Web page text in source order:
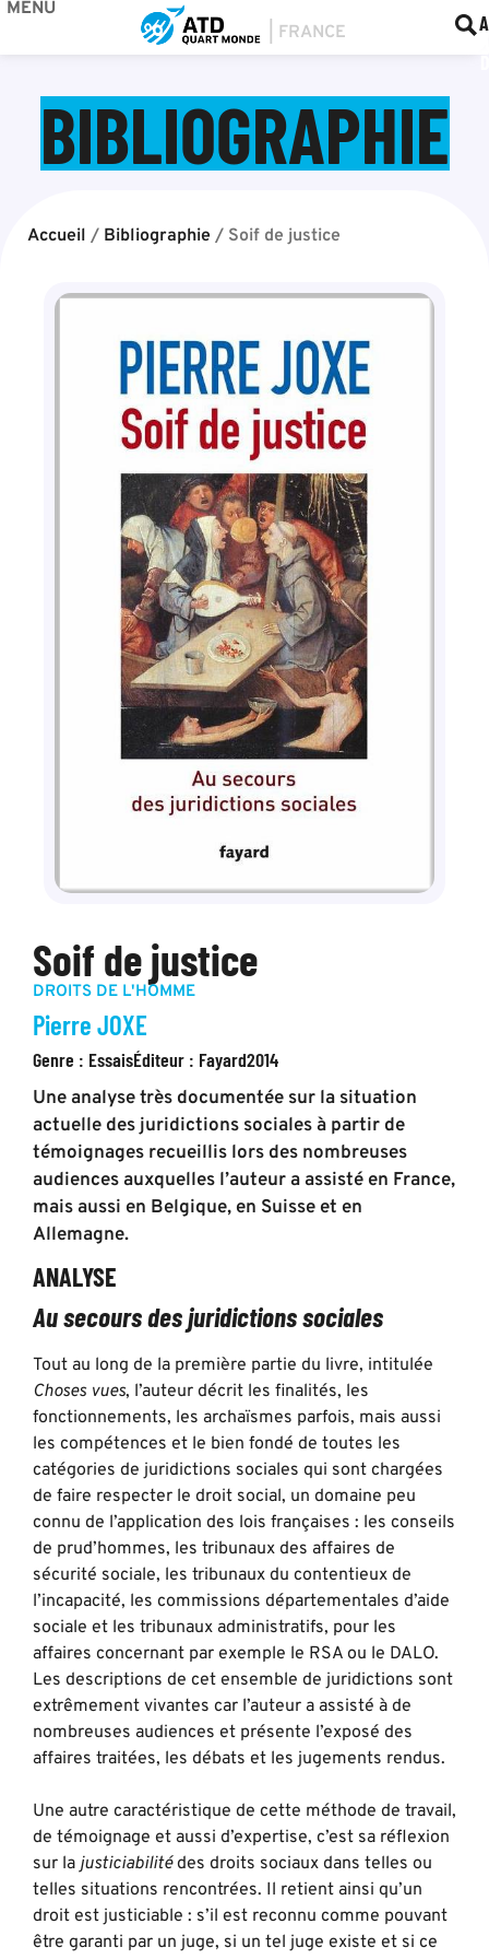
MENU
BIBLIOGRAPHIE
Accueil / Bibliographie / Soif de justice
Soif de justice
DROITS DE L'HOMME
Pierre JOXE
Genre : EssaisÉditeur : Fayard2014
Une analyse très documentée sur la situation
actuelle des juridictions sociales à partir de
témoignages recueillis lors des nombreuses
audiences auxquelles l’auteur a assisté en France,
mais aussi en Belgique, en Suisse et en
Allemagne.
ANALYSE
Au secours des juridictions sociales
Tout au long de la première partie du livre, intitulée
Choses vues, l’auteur décrit les finalités, les
fonctionnements, les archaïsmes parfois, mais aussi
les compétences et le bien fondé de toutes les
catégories de juridictions sociales qui sont chargées
de faire respecter le droit social, un domaine peu
connu de l’application des lois françaises : les conseils
de prud’hommes, les tribunaux des affaires de
sécurité sociale, les tribunaux du contentieux de
l’incapacité, les commissions départementales d’aide
sociale et les tribunaux administratifs, pour les
affaires concernant par exemple le RSA ou le DALO.
Les descriptions de cet ensemble de juridictions sont
extrêmement vivantes car l’auteur a assisté à de
nombreuses audiences et présente l’exposé des
affaires traitées, les débats et les jugements rendus.
Une autre caractéristique de cette méthode de travail,
de témoignage et aussi d’expertise, c’est sa réflexion
sur la justiciabilitédes droits sociaux dans telles ou
telles situations rencontrées. Il retient ainsi qu’un
droit est justiciable : s’il est reconnu comme pouvant
être garanti par un juge, si un tel juge existe et si ce